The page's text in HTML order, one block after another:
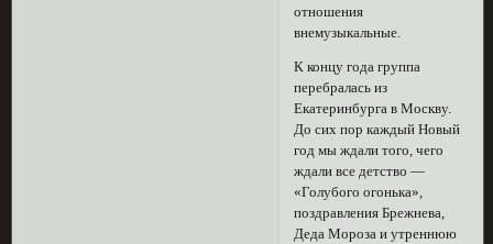
отношения
внемузыкальные.
К концу года группа
перебралась из
Екатеринбурга в Москву.
До сих пор каждый Новый
год мы ждали того, чего
ждали все детство —
«Голубого огонька»,
поздравления Брежнева,
Деда Мороза и утреннюю